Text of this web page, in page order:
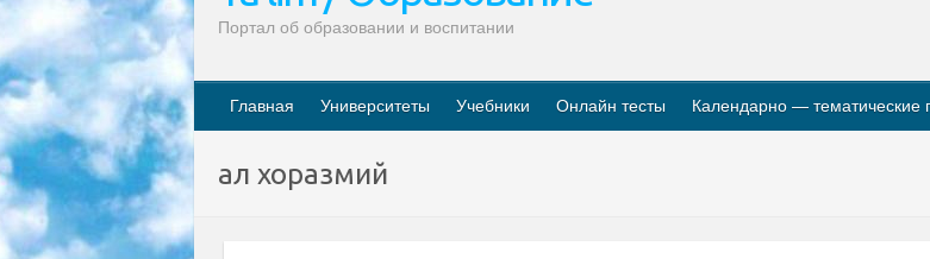
Портал об образовании и воспитании
Главная Университеты Учебники Онлайн тесты Календарно — тематические
ал хоразмий